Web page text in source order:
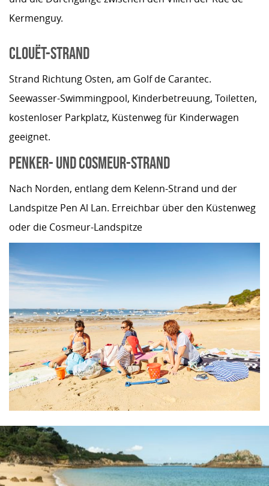
Kermenguy.
CLOUËT-STRAND
Strand Richtung Osten, am Golf de Carantec.
Seewasser-Swimmingpool, Kinderbetreuung, Toiletten,
kostenloser Parkplatz, Küstenweg für Kinderwagen
geeignet.
PENKER- UND COSMEUR-STRAND
Nach Norden, entlang dem Kelenn-Strand und der
Landspitze Pen Al Lan. Erreichbar über den Küstenweg
oder die Cosmeur-Landspitze